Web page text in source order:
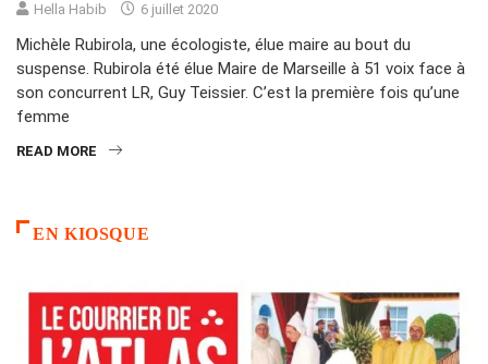
Hella Habib 6 juillet 2020
Michèle Rubirola, une écologiste, élue maire au bout du
suspense. Rubirola été élue Maire de Marseille à 51 voix face à
son concurrent LR, Guy Teissier. C’est la première fois qu’une
femme
READ MORE
EN KIOSQUE